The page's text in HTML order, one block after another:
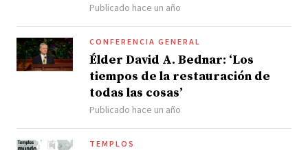
Publicado hace un año
CONFERENCIA GENERAL
Élder David A. Bednar: ‘Los
tiempos de la restauración de
todas las cosas’
Publicado hace un año
TEMPLOS